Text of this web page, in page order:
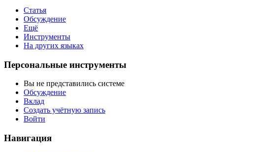
Статья
Обсуждение
Ещё
Инструменты
На других языках
Персональные инструменты
Вы не представились системе
Обсуждение
Вклад
Создать учётную запись
Войти
Навигация